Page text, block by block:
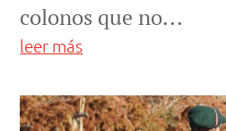
colonos que no...
leer más